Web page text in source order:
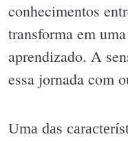
conhecimentos
transforma em
aprendizado. A
essa jornada com
Uma das